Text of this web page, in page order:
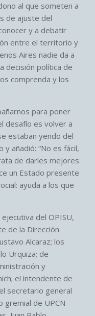
al que someten a
de ajuste del
y a debatir
entre el territorio y
Aires nadie da a
decisión política de
comprenda y los
para poner
desafío es volver a
estaban yendo del
y añadió: “No es fácil,
de darles mejores
un Estado presente
ayuda a los que
del OPISU,
de la Dirección
Alcaraz; los
Urquiza; de
y
el intendente de
secretario general
gremial de UPCN